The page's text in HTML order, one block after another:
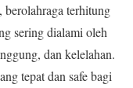
terhitung
sering dialami oleh
dan kelelahan.
tepat dan safe bagi